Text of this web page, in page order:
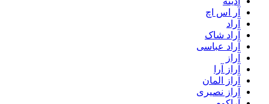
آر اس اچ
آراد
آراد شاک
آراد عباسی
آراز
آراز آرا
آراز المان
آراز نصیری